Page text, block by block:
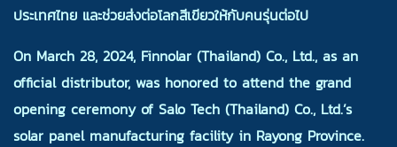
ประเทศไทย และช่วยส่งต่อโลกสีเขียวให้กับคนรุ่นต่อไป
On March 28, 2024, Finnolar (Thailand) Co., Ltd., as an
official distributor, was honored to attend the grand
opening ceremony of Salo Tech (Thailand) Co., Ltd.’s
solar panel manufacturing facility in Rayong Province.